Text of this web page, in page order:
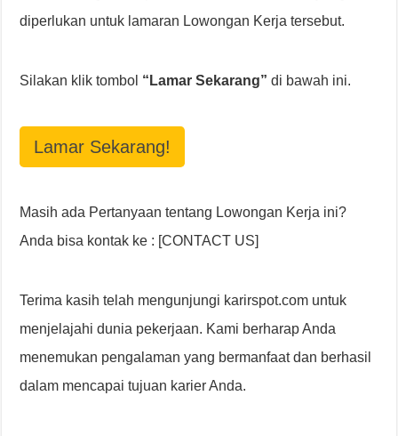
diperlukan untuk lamaran Lowongan Kerja tersebut.
Silakan klik tombol “Lamar Sekarang” di bawah ini.
Lamar Sekarang!
Masih ada Pertanyaan tentang Lowongan Kerja ini?
Anda bisa kontak ke : [CONTACT US]
Terima kasih telah mengunjungi karirspot.com untuk
menjelajahi dunia pekerjaan. Kami berharap Anda
menemukan pengalaman yang bermanfaat dan berhasil
dalam mencapai tujuan karier Anda.